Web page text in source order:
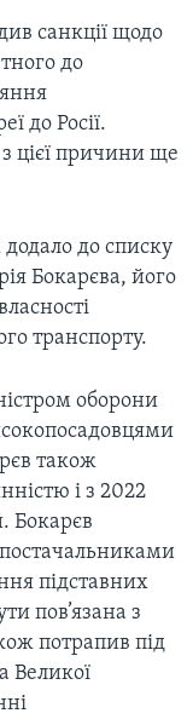
санкції щодо
до
до Росії.
цієї причини ще
до списку
Бокарєва, його
транспорту.
оборони
також
і з 2022
Бокарєв
підставних
пов’язана з
потрапив під
Великої